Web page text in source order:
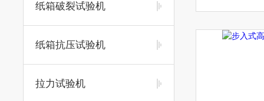
纸箱破裂试验机
纸箱抗压试验机
拉力试验机